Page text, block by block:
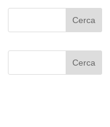
Cerca
Cerca